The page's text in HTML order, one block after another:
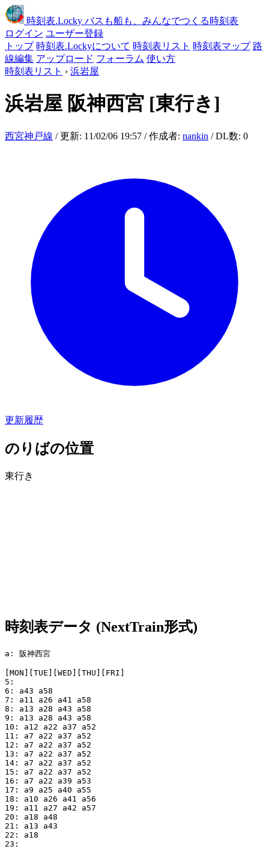
時刻表.Locky バスも船も、みんなでつくる時刻表
ログイン ユーザー登録
トップ 時刻表.Lockyについて 時刻表リスト 時刻表マップ 路
線編集 アップロード フォーラム 使い方
時刻表リスト › 浜岩屋
浜岩屋 阪神西宮 [東行き]
西宮神戸線 / 更新: 11/02/06 19:57 / 作成者: nankin / DL数: 0
更新履歴
のりばの位置
東行き
時刻表データ (NextTrain形式)
a: 阪神西宮
[MON][TUE][WED][THU][FRI]
5:
6: a43 a58
7: a11 a26 a41 a58
8: a13 a28 a43 a58
9: a13 a28 a43 a58
10: a12 a22 a37 a52
11: a7 a22 a37 a52
12: a7 a22 a37 a52
13: a7 a22 a37 a52
14: a7 a22 a37 a52
15: a7 a22 a37 a52
16: a7 a22 a39 a53
17: a9 a25 a40 a55
18: a10 a26 a41 a56
19: a11 a27 a42 a57
20: a18 a48
21: a13 a43
22: a18
23: